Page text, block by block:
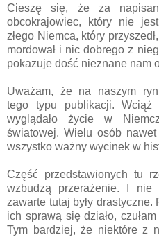
Cieszę się, że za
obcokrajowiec, który nie
złego Niemca, który
mordował i nic dobrego z
pokazuje dość nieznane nam
Uważam, że na naszym
tego typu publikacji.
wyglądało życie w
światowej. Wielu osób
wszystko ważny wycinek w
Część przedstawionych tu
wzbudzą przerażenie. I
zawarte tutaj były
ich sprawą się działo,
Tym bardziej, że niektóre z